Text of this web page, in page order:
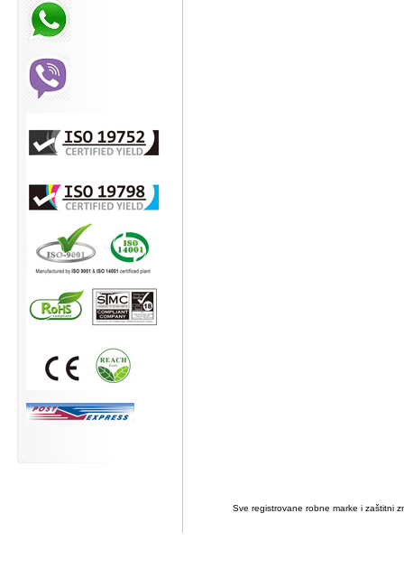
Sve registrovane robne marke i zaštitni